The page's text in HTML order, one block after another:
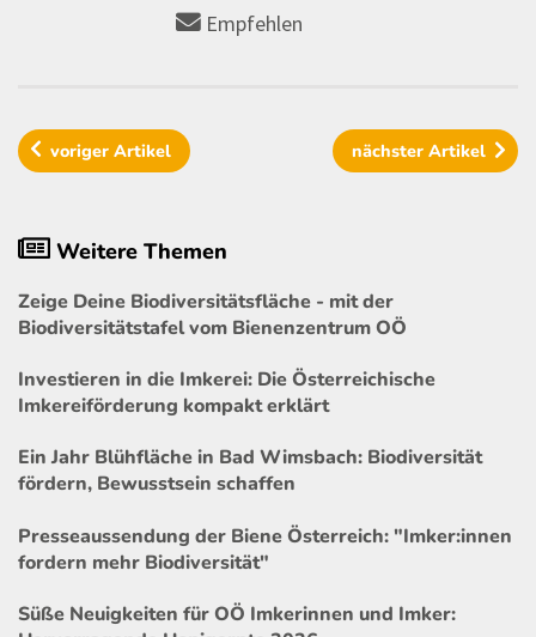
Empfehlen
vorigerArtikel nächster Artikel
Weitere Themen
Zeige Deine Biodiversitätsfläche - mit der
Biodiversitätstafel vom Bienenzentrum OÖ
Investieren in die Imkerei: Die Österreichische
Imkereiförderung kompakt erklärt
Ein Jahr Blühfläche in Bad Wimsbach: Biodiversität
fördern, Bewusstsein schaffen
Presseaussendung der Biene Österreich: "Imker:innen
fordern mehr Biodiversität"
Süße Neuigkeiten für OÖ Imkerinnen und Imker: